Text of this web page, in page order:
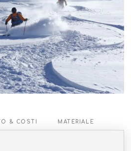
& COSTI MATERIALE